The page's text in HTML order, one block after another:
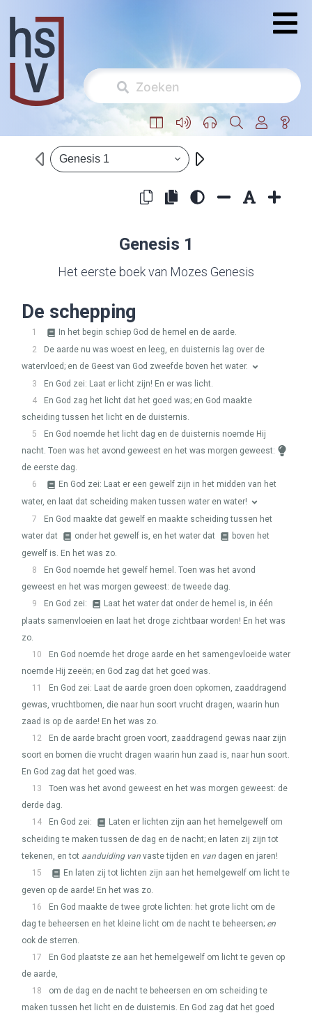
Genesis 1
Genesis 1
Het eerste boek van Mozes Genesis
De schepping
1
In het begin schiep God de hemel en de aarde.
2
De aarde nu was woest en leeg, en duisternis lag over de
watervloed; en de Geest van God zweefde boven het water.
3
En God zei: Laat er licht zijn! En er was licht.
4
En God zag het licht dat het goed was; en God maakte
scheiding tussen het licht en de duisternis.
5
En God noemde het licht dag en de duisternis noemde Hij
nacht. Toen was het avond geweest en het was morgen geweest:
de eerste dag.
6
En God zei: Laat er een gewelf zijn in het midden van het
water, en laat dat scheiding maken tussen water en water!
7
En God maakte dat gewelf en maakte scheiding tussen het
water dat
onder het gewelf is, en het water dat
boven het
gewelf is. En het was zo.
8
En God noemde het gewelf hemel. Toen was het avond
geweest en het was morgen geweest: de tweede dag.
9
En God zei:
Laat het water dat onder de hemel is, in één
plaats samenvloeien en laat het droge zichtbaar worden! En het was
zo.
10
En God noemde het droge aarde en het samengevloeide water
noemde Hij zeeën; en God zag dat het goed was.
11
En God zei: Laat de aarde groen doen opkomen, zaaddragend
gewas, vruchtbomen, die naar hun soort vrucht dragen, waarin hun
zaad is op de aarde! En het was zo.
12
En de aarde bracht groen voort, zaaddragend gewas naar zijn
soort en bomen die vrucht dragen waarin hun zaad is, naar hun soort.
En God zag dat het goed was.
13
Toen was het avond geweest en het was morgen geweest: de
derde dag.
14
En God zei:
Laten er lichten zijn aan het hemelgewelf om
scheiding te maken tussen de dag en de nacht; en laten zij zijn tot
tekenen, en tot aanduiding van vaste tijden en van dagen en jaren!
15
En laten zij tot lichten zijn aan het hemelgewelf om licht te
geven op de aarde! En het was zo.
16
En God maakte de twee grote lichten: het grote licht om de
dag te beheersen en het kleine licht om de nacht te beheersen; en
ook de sterren.
17
En God plaatste ze aan het hemelgewelf om licht te geven op
de aarde,
18
om de dag en de nacht te beheersen en om scheiding te
maken tussen het licht en de duisternis. En God zag dat het goed